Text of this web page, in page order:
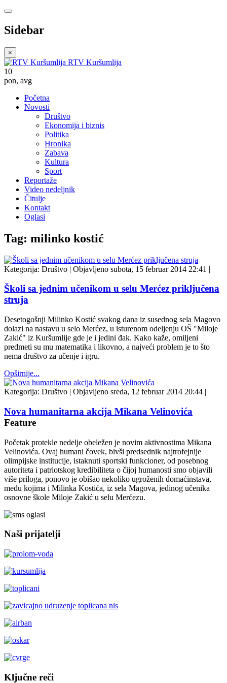
Sidebar
×
RTV Kuršumlija
10
pon, avg
Početna
Novosti
Društvo
Ekonomija i biznis
Politika
Hronika
Zabava
Kultura
Sport
Reportaže
Video nedeljnik
Čitulje
Kontakt
Oglasi
Tag: milinko kostić
Kategorija: Društvo | Objavljeno subota, 15 februar 2014 22:41 |
Školi sa jednim učenikom u selu Merćez priključena
struja
Desetogošnji Milinko Kostić svakog dana iz susednog sela Magovo
dolazi na nastavu u selo Merćez, u isturenom odeljenju OŠ "Miloje
Zakić" iz Kuršumlije gde je i jedini đak. Kako kaže, omiljeni
predmeti su mu matematika i likovno, a najveći problem je to što
nema društvo za učenje i igru.
Opširnije...
Kategorija: Društvo | Objavljeno sreda, 12 februar 2014 20:44 |
Nova humanitarna akcija Mikana Velinovića
Feature
Početak protekle nedelje obeležen je novim aktivnostima Mikana
Velinovića. Ovaj humani čovek, bivši predsednik najtrofejnije
olimpijske institucije, istaknuti sportski funkcioner, od posebnog
autoriteta i patriotskog kredibiliteta o čijoj humanosti smo objavili
više priloga, ponovo je obišao nekoliko ugroženih domaćinstava,
među kojima i Milinka Kostića, iz sela Magova, jedinog učenika
osnovne škole Miloje Zakić u selu Merćezu.
Naši prijatelji
Ključne reči